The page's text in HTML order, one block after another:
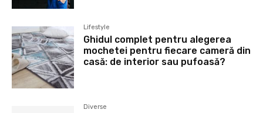
Lifestyle
Ghidul complet pentru alegerea
mochetei pentru fiecare cameră din
casă: de interior sau pufoasă?
Diverse